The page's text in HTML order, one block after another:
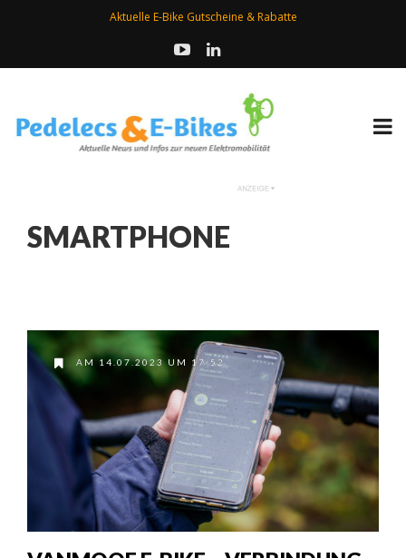
Aktuelle E-Bike Gutscheine & Rabatte
SMARTPHONE
AM 14.07.2023 UM 17:52